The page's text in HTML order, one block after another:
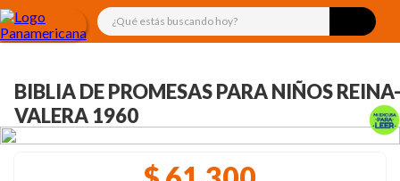
¿Qué estás buscando hoy?
BIBLIA DE PROMESAS PARA NIÑOS REINA-
VALERA 1960